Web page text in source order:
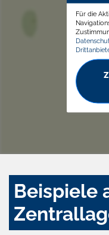
Für die
Beispiele